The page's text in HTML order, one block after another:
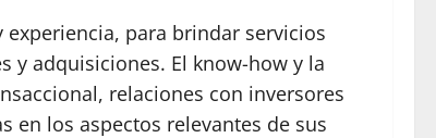
para brindar servicios
y adquisiciones. El know-how y la
relaciones con inversores
en los aspectos relevantes de sus